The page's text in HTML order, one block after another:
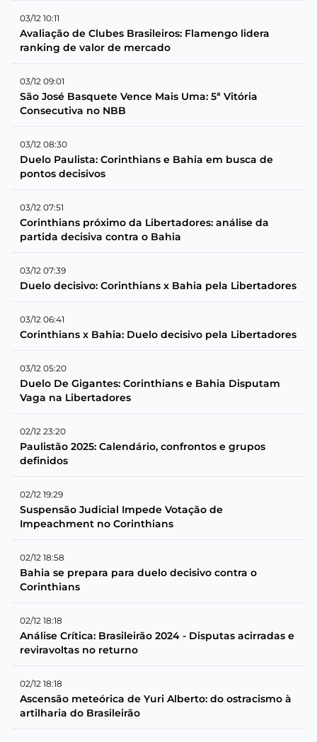
03/12 10:11
Avaliação de Clubes Brasileiros: Flamengo lidera
ranking de valor de mercado
03/12 09:01
São José Basquete Vence Mais Uma: 5ª Vitória
Consecutiva no NBB
03/12 08:30
Duelo Paulista: Corinthians e Bahia em busca de
pontos decisivos
03/12 07:51
Corinthians próximo da Libertadores: análise da
partida decisiva contra o Bahia
03/12 07:39
Duelo decisivo: Corinthians x Bahia pela Libertadores
03/12 06:41
Corinthians x Bahia: Duelo decisivo pela Libertadores
03/12 05:20
Duelo De Gigantes: Corinthians e Bahia Disputam
Vaga na Libertadores
02/12 23:20
Paulistão 2025: Calendário, confrontos e grupos
definidos
02/12 19:29
Suspensão Judicial Impede Votação de
Impeachment no Corinthians
02/12 18:58
Bahia se prepara para duelo decisivo contra o
Corinthians
02/12 18:18
Análise Crítica: Brasileirão 2024 - Disputas acirradas e
reviravoltas no returno
02/12 18:18
Ascensão meteórica de Yuri Alberto: do ostracismo à
artilharia do Brasileirão